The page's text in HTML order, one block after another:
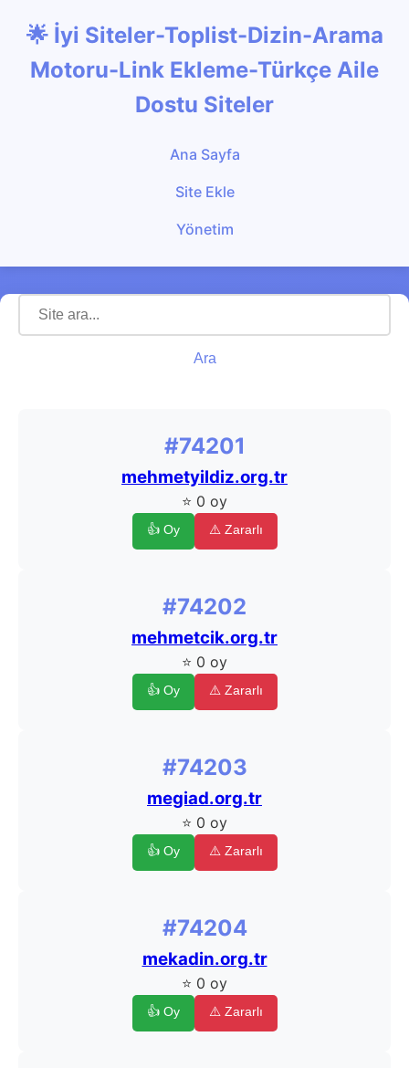
🌟 İyi Siteler-Toplist-Dizin-Arama
Motoru-Link Ekleme-Türkçe Aile
Dostu Siteler
Ana Sayfa
Site Ekle
Yönetim
Ara
#74201
mehmetyildiz.org.tr
⭐ 0 oy
👍 Oy ⚠️ Zararlı
#74202
mehmetcik.org.tr
⭐ 0 oy
👍 Oy ⚠️ Zararlı
#74203
megiad.org.tr
⭐ 0 oy
👍 Oy ⚠️ Zararlı
#74204
mekadin.org.tr
⭐ 0 oy
👍 Oy ⚠️ Zararlı